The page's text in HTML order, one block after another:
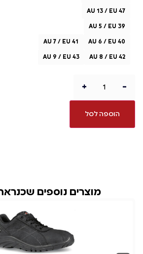
AU 13 / EU 47
AU 5 / EU 39
AU 6 / EU 40
AU 7 / EU 41
AU 8 / EU 42
AU 9 / EU 43
-
+
הוספה לסל
מוצרים נוספים